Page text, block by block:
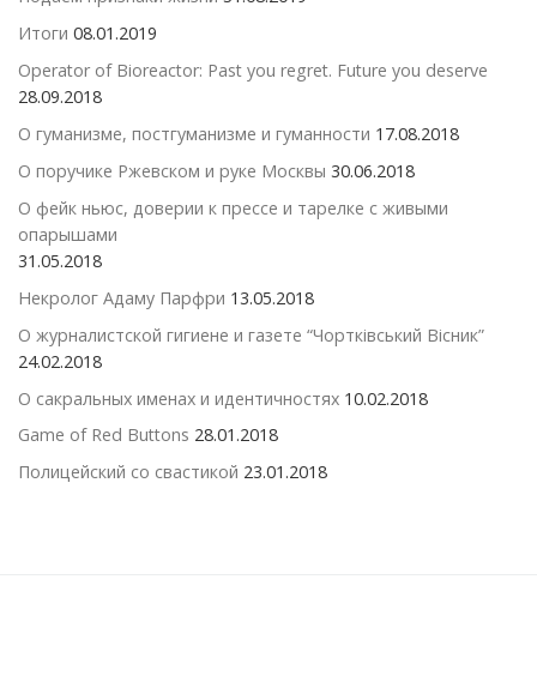
Итоги 08.01.2019
Operator of Bioreactor: Past you regret. Future you deserve
28.09.2018
О гуманизме, постгуманизме и гуманности 17.08.2018
О поручике Ржевском и руке Москвы 30.06.2018
О фейк ньюс, доверии к прессе и тарелке с живыми
опарышами
31.05.2018
Некролог Адаму Парфри 13.05.2018
О журналистской гигиене и газете “Чортківський Вісник”
24.02.2018
О сакральных именах и идентичностях 10.02.2018
Game of Red Buttons 28.01.2018
Полицейский со свастикой 23.01.2018